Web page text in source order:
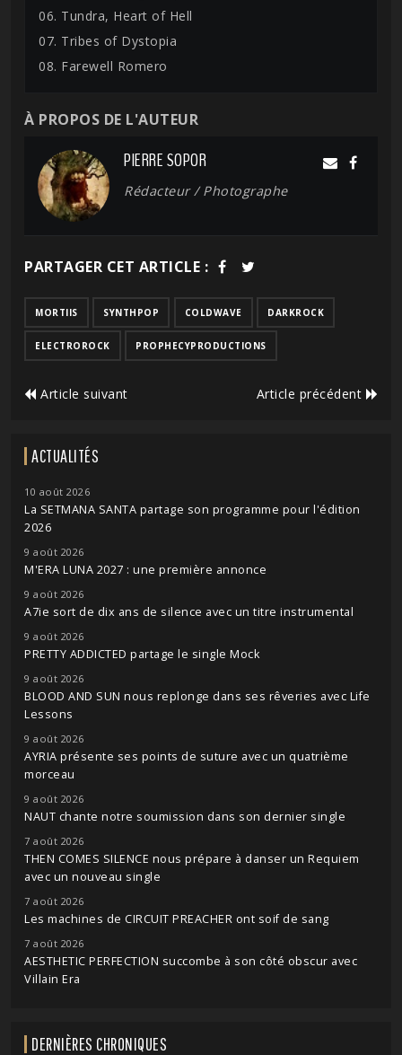
06. Tundra, Heart of Hell
07. Tribes of Dystopia
08. Farewell Romero
À PROPOS DE L'AUTEUR
PIERRE SOPOR
Rédacteur / Photographe
PARTAGER CET ARTICLE :
MORTIIS SYNTHPOP COLDWAVE DARKROCK
ELECTROROCK PROPHECYPRODUCTIONS
Article suivant Article précédent
ACTUALITÉS
10 août 2026
La SETMANA SANTA partage son programme pour l'édition
2026
9 août 2026
M'ERA LUNA 2027 : une première annonce
9 août 2026
A7ie sort de dix ans de silence avec un titre instrumental
9 août 2026
PRETTY ADDICTED partage le single Mock
9 août 2026
BLOOD AND SUN nous replonge dans ses rêveries avec Life
Lessons
9 août 2026
AYRIA présente ses points de suture avec un quatrième
morceau
9 août 2026
NAUT chante notre soumission dans son dernier single
7 août 2026
THEN COMES SILENCE nous prépare à danser un Requiem
avec un nouveau single
7 août 2026
Les machines de CIRCUIT PREACHER ont soif de sang
7 août 2026
AESTHETIC PERFECTION succombe à son côté obscur avec
Villain Era
DERNIÈRES CHRONIQUES